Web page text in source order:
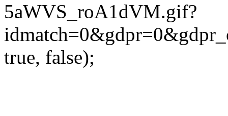
5aWVS_roA1dVM.gif?
true, false);